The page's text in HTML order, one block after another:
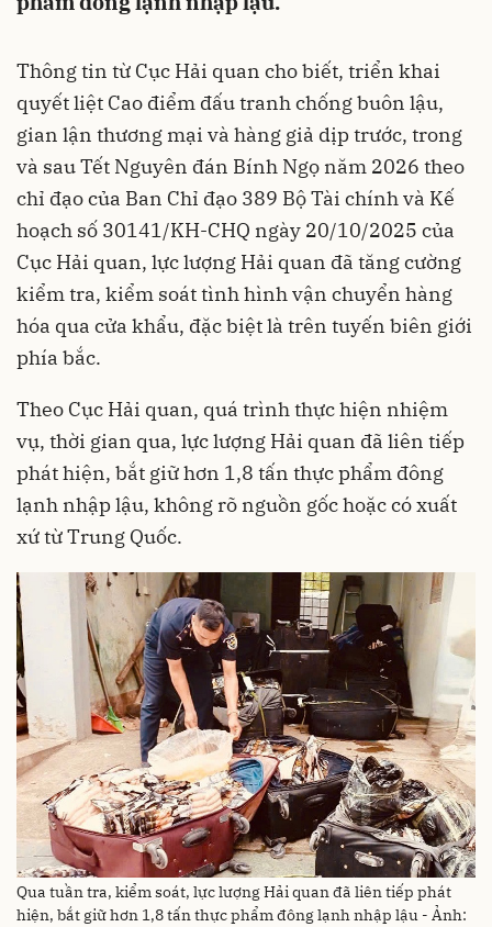
Thông tin từ Cục Hải quan cho biết, triển khai
quyết liệt Cao điểm đấu tranh chống buôn lậu,
gian lận thương mại và hàng giả dịp trước, trong
và sau Tết Nguyên đán Bính Ngọ năm 2026 theo
chỉ đạo của Ban Chỉ đạo 389 Bộ Tài chính và Kế
hoạch số 30141/KH-CHQ ngày 20/10/2025 của
Cục Hải quan, lực lượng Hải quan đã tăng cường
kiểm tra, kiểm soát tình hình vận chuyển hàng
hóa qua cửa khẩu, đặc biệt là trên tuyến biên giới
phía bắc.
Theo Cục Hải quan, quá trình thực hiện nhiệm
vụ, thời gian qua, lực lượng Hải quan đã liên tiếp
phát hiện, bắt giữ hơn 1,8 tấn thực phẩm đông
lạnh nhập lậu, không rõ nguồn gốc hoặc có xuất
xứ từ Trung Quốc.
Qua tuần tra, kiểm soát, lực lượng Hải quan đã liên tiếp phát
hiện, bắt giữ hơn 1,8 tấn thực phẩm đông lạnh nhập lậu - Ảnh: